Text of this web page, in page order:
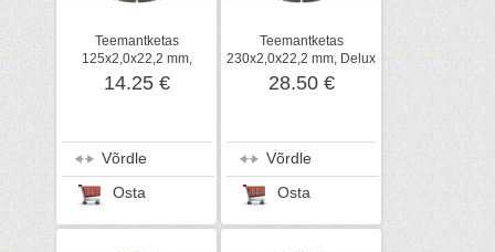
Teemantketas
125x2,0x22,2 mm,
Delux-Cut Universaal
14.25 €
Võrdle
Osta
Teemantketas
230x2,0x22,2 mm, Delux
Cut Universaal
28.50 €
Võrdle
Osta